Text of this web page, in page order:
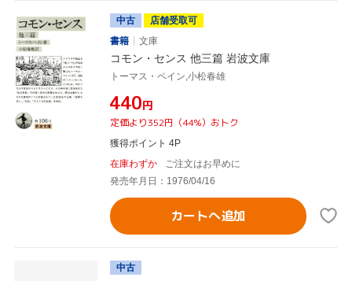
中古
店舗受取可
書籍
文庫
コモン・センス 他三篇 岩波文庫
トーマス・ペイン,小松春雄
¥440円
定価より352円（44%）おトク
獲得ポイント 4P
在庫わずか
ご注文はお早めに
発売年月日：1976/04/16
カートへ追加
中古